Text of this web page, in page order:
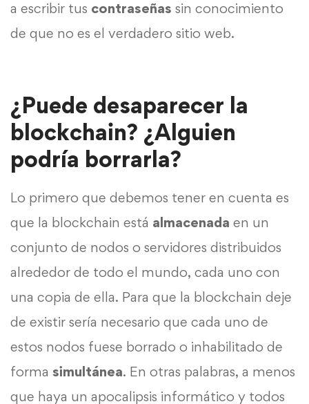
a escribir tus contraseñas sin conocimiento
de que no es el verdadero sitio web.
¿Puede desaparecer la
blockchain? ¿Alguien
podría borrarla?
Lo primero que debemos tener en cuenta es
que la blockchain está almacenada en un
conjunto de nodos o servidores distribuidos
alrededor de todo el mundo, cada uno con
una copia de ella. Para que la blockchain deje
de existir sería necesario que cada uno de
estos nodos fuese borrado o inhabilitado de
forma simultánea. En otras palabras, a menos
que haya un apocalipsis informático y todos